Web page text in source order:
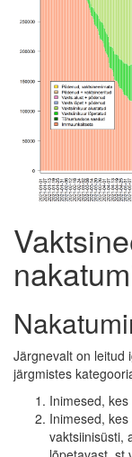
Järgnevalt on leitud
järgmistes
Inimesed,
Inimesed,
vaktsiinisüsti,